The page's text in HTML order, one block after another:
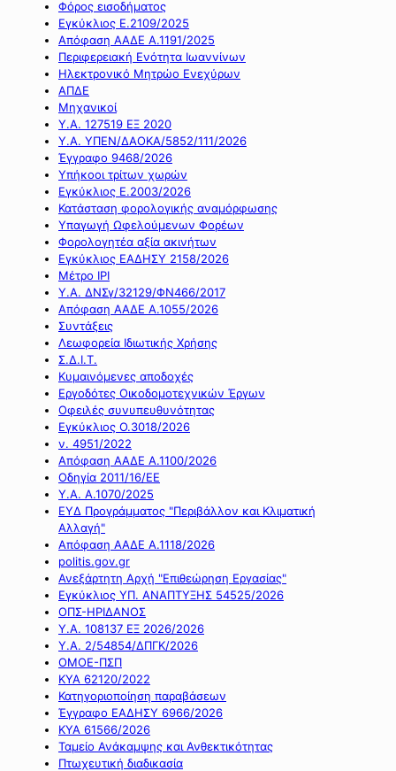
Φόρος εισοδήματος
Εγκύκλιος Ε.2109/2025
Απόφαση ΑΑΔΕ Α.1191/2025
Περιφερειακή Ενότητα Ιωαννίνων
Ηλεκτρονικό Μητρώο Ενεχύρων
ΑΠΔΕ
Μηχανικοί
Υ.Α. 127519 ΕΞ 2020
Υ.Α. ΥΠΕΝ/ΔΑΟΚΑ/5852/111/2026
Έγγραφο 9468/2026
Υπήκοοι τρίτων χωρών
Εγκύκλιος Ε.2003/2026
Κατάσταση φορολογικής αναμόρφωσης
Υπαγωγή Ωφελούμενων Φορέων
Φορολογητέα αξία ακινήτων
Εγκύκλιος ΕΑΔΗΣΥ 2158/2026
Μέτρο IPI
Υ.Α. ΔΝΣγ/32129/ΦΝ466/2017
Απόφαση ΑΑΔΕ Α.1055/2026
Συντάξεις
Λεωφορεία Ιδιωτικής Χρήσης
Σ.Δ.Ι.Τ.
Κυμαινόμενες αποδοχές
Εργοδότες Οικοδομοτεχνικών Έργων
Οφειλές συνυπευθυνότητας
Εγκύκλιος Ο.3018/2026
ν. 4951/2022
Απόφαση ΑΑΔΕ Α.1100/2026
Οδηγία 2011/16/ΕΕ
Υ.Α. Α.1070/2025
ΕΥΔ Προγράμματος "Περιβάλλον και Κλιματική
Αλλαγή"
Απόφαση ΑΑΔΕ Α.1118/2026
politis.gov.gr
Ανεξάρτητη Αρχή "Επιθεώρηση Εργασίας"
Εγκύκλιος ΥΠ. ΑΝΑΠΤΥΞΗΣ 54525/2026
ΟΠΣ-ΗΡΙΔΑΝΟΣ
Υ.Α. 108137 ΕΞ 2026/2026
Υ.Α. 2/54854/ΔΠΓΚ/2026
ΟΜΟΕ-ΠΣΠ
ΚΥΑ 62120/2022
Κατηγοριοποίηση παραβάσεων
Έγγραφο ΕΑΔΗΣΥ 6966/2026
ΚΥΑ 61566/2026
Ταμείο Ανάκαμψης και Ανθεκτικότητας
Πτωχευτική διαδικασία